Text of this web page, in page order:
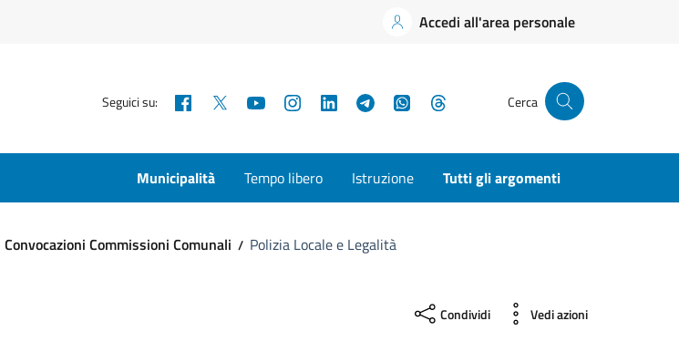
Accedi all'area personale
Seguici su: Facebook YouTubeInstagramLinkedInTelegramWhatsApp Cerca
Municipalità Tempo libero Istruzione Tutti gli argomenti
Convocazioni Commissioni Comunali Polizia Locale e Legalità
Condividi Vedi azioni